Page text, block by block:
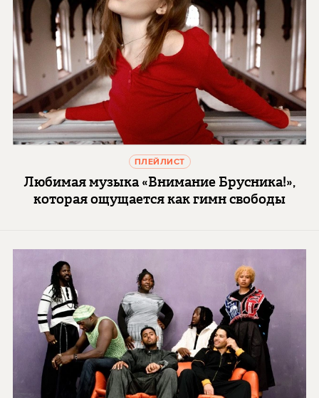
ПЛЕЙЛИСТ
Любимая музыка «Внимание Брусника!»,
которая ощущается как гимн свободы